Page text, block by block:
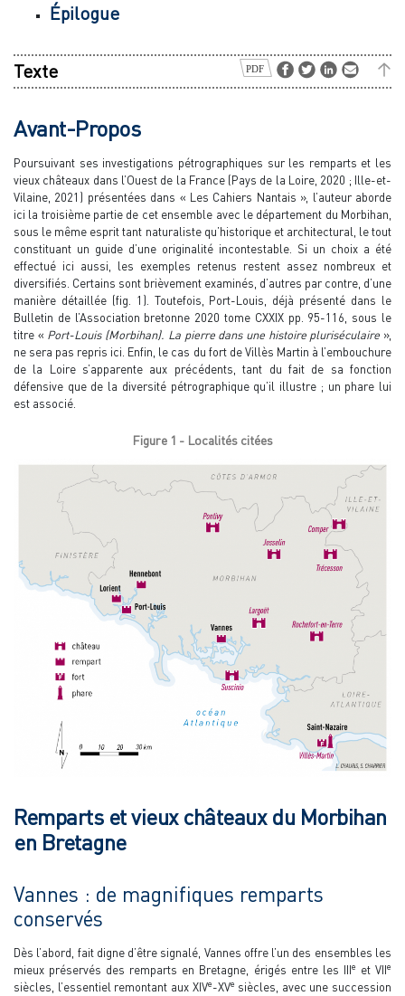
Épilogue
Texte
Avant-Propos
Poursuivant ses investigations pétrographiques sur les remparts et les
vieux châteaux dans l’Ouest de la France (Pays de la Loire, 2020 ; Ille-et-
Vilaine, 2021) présentées dans « Les Cahiers Nantais », l’auteur aborde
ici la troisième partie de cet ensemble avec le département du Morbihan,
sous le même esprit tant naturaliste qu’historique et architectural, le tout
constituant un guide d’une originalité incontestable. Si un choix a été
effectué ici aussi, les exemples retenus restent assez nombreux et
diversifiés. Certains sont brièvement examinés, d’autres par contre, d’une
manière détaillée (fig. 1). Toutefois, Port-Louis, déjà présenté dans le
Bulletin de l’Association bretonne 2020 tome CXXIX pp. 95-116, sous le
titre « Port-Louis (Morbihan). La pierre dans une histoire pluriséculaire »,
ne sera pas repris ici. Enfin, le cas du fort de Villès Martin à l’embouchure
de la Loire s’apparente aux précédents, tant du fait de sa fonction
défensive que de la diversité pétrographique qu’il illustre ; un phare lui
est associé.
Figure 1 - Localités citées
Remparts et vieux châteaux du Morbihan
en Bretagne
Vannes : de magnifiques remparts
conservés
Dès l’abord, fait digne d’être signalé, Vannes offre l’un des ensembles les
mieux préservés des remparts en Bretagne, érigés entre les IIIe et VIIe
siècles, l’essentiel remontant aux XIVe-XVe siècles, avec une succession